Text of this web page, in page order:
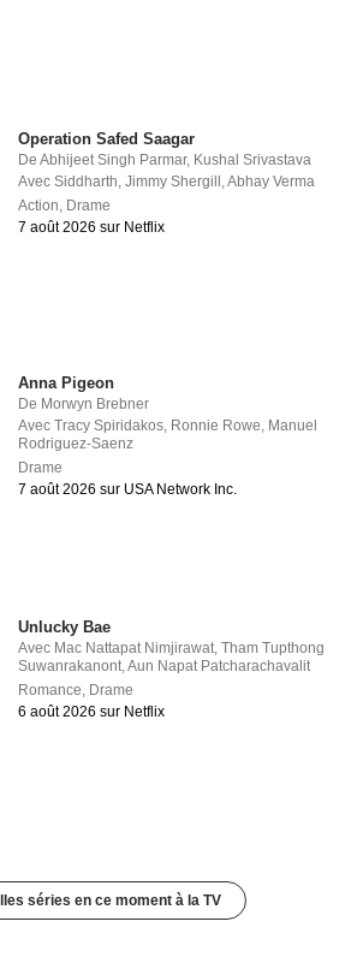
Operation Safed Saagar
DeAbhijeet Singh Parmar, Kushal Srivastava
AvecSiddharth ,Jimmy Shergill ,Abhay Verma
Action Drame
7 août 2026 sur Netflix
Anna Pigeon
De Morwyn Brebner
AvecTracy Spiridakos, Ronnie Rowe, Manuel
Rodriguez-Saenz
Drame
7 août 2026 sur USA Network Inc.
Unlucky Bae
Avec Mac Nattapat Nimjirawat,Tham Tupthong
Suwanrakanont,Aun Napat Patcharachavalit
Romance, Drame
6 août 2026 sur Netflix
séries en ce moment à la TV